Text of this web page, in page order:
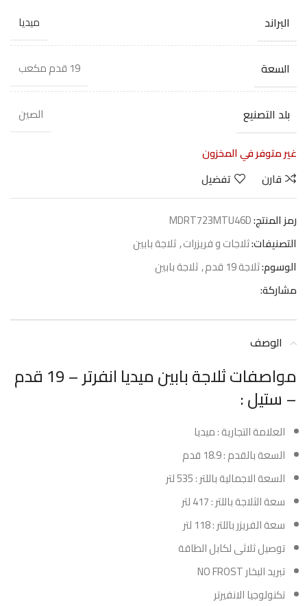
البراند ميديا
السعة 19 قدم مكعب
بلد التصنيع
الصين
غير متوفر في المخزون
قارن
تفضيل
رمز المنتج:MDRT723MTU46D
التصنيفات:ثلاجات و فريزرات,ثلاجة بابين
الوسوم:ثلاجة 19 قدم ,ثلاجة بابين
مشاركة:
الوصف
مواصفات ثلاجة بابين ميديا انفرتر – 19 قدم
– ستيل :
العلامة التجارية : ميديا
السعة بالقدم : 18.9 قدم
السعة الاجمالية باللتر : 535 لتر
سعة الثلاجة باللتر : 417 لتر
سعة الفريزر باللتر : 118 لتر
توصيل ثلاثى لكابل الطاقة
تبريد البخار NO FROST
تكنولوجيا الانفيرتر